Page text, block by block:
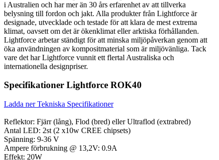
i Australien och har mer än 30 års erfarenhet av att tillverka
belysning till fordon och jakt. Alla produkter från Lightforce är
designade, utvecklade och testade för att klara de mest extrema
klimat, oavsett om det är ökenklimat eller arktiska förhållanden.
Lightforce arbetar ständigt för att minska miljöpåverkan genom att
öka användningen av kompositmaterial som är miljövänliga. Tack
vare det har Lightforce vunnit ett flertal Australiska och
internationella designpriser.
Specifikationer Lightforce ROK40
Ladda ner Tekniska Specifikationer
Reflektor: Fjärr (lång), Flod (bred) eller Ultraflod (extrabred)
Antal LED: 2st (2 x10w CREE chipsets)
Spänning: 9-36 V
Ampere förbrukning @ 13,2V: 0.9A
Effekt: 20W